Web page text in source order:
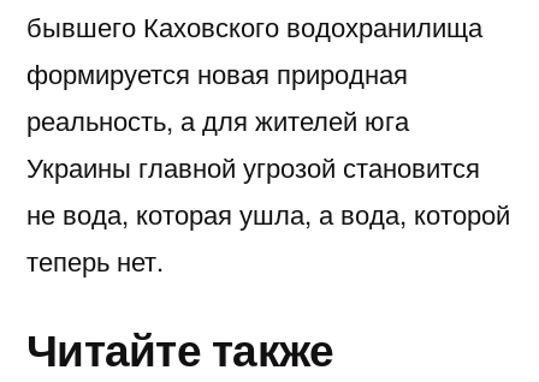
бывшего Каховского водохранилища
формируется новая природная
реальность, а для жителей юга
Украины главной угрозой становится
не вода, которая ушла, а вода, которой
теперь нет.
Читайте также